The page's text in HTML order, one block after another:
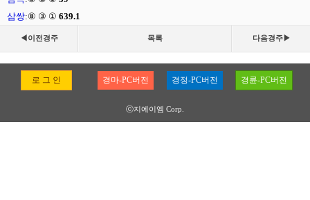
삼쌍:⑧ ③ ① 639.1
◀이전경주 목록 다음경주▶
로 그 인 경마-PC버전 경정-PC버전 경륜-PC버전
ⓒ지에이엠 Corp.